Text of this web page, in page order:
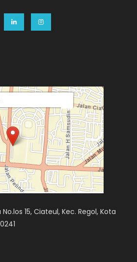
15, Ciateul, Kec. Regol, Kota